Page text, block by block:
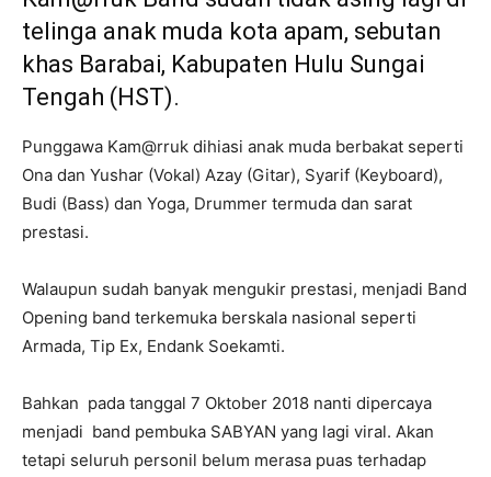
telinga anak muda kota apam, sebutan
khas Barabai, Kabupaten Hulu Sungai
Tengah (HST).
Punggawa Kam@rruk dihiasi anak muda berbakat seperti
Ona dan Yushar (Vokal) Azay (Gitar), Syarif (Keyboard),
Budi (Bass) dan Yoga, Drummer termuda dan sarat
prestasi.
Walaupun sudah banyak mengukir prestasi, menjadi Band
Opening band terkemuka berskala nasional seperti
Armada, Tip Ex, Endank Soekamti.
Bahkan pada tanggal 7 Oktober 2018 nanti dipercaya
menjadi band pembuka SABYAN yang lagi viral. Akan
tetapi seluruh personil belum merasa puas terhadap